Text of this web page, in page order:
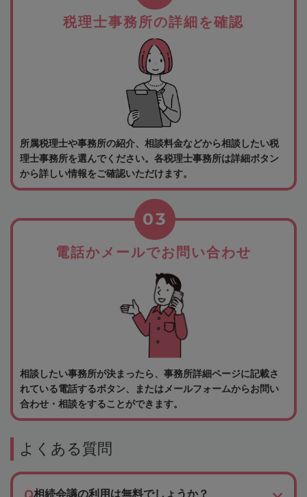
税理士事務所の詳細を確認
所属税理士や事務所の紹介、相談料金などから相談したい税
理士事務所を選んでください。各税理士事務所は詳細ボタン
から詳しい情報をご確認いただけます。
電話かメールでお問い合わせ
03
相談したい事務所が決まったら、事務所詳細ページに記載さ
れている電話するボタン、またはメールフォームからお問い
合わせ・相談をすることができます。
よくある質問
相続会議の利用は無料でしょうか？